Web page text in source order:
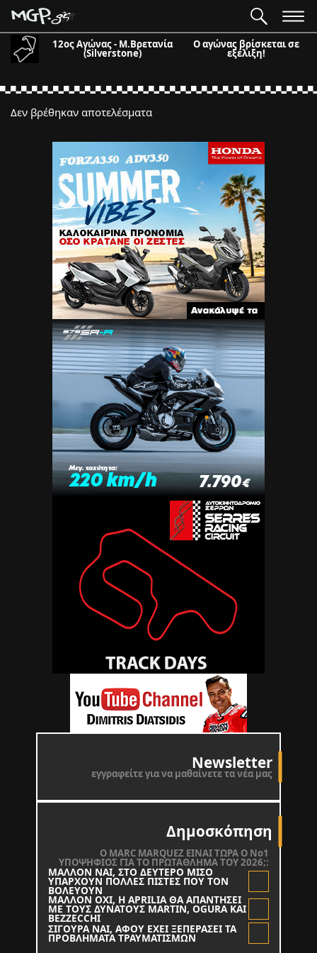
12ος Αγώνας - Μ.Βρετανία
(Silverstone)
Ο αγώνας βρίσκεται σε
εξέλιξη!
Newsletter
εγγραφείτε για να μαθαίνετε τα νέα μας
Δημοσκόπηση
O MARC MARQUEZ ΕΙΝΑΙ ΤΩΡΑ Ο Νο1
ΥΠΟΨΗΦΙΟΣ ΓΙΑ ΤΟ ΠΡΩΤΑΘΛΗΜΑ ΤΟΥ 2026;:
ΜΑΛΛΟΝ ΝΑΙ, ΣΤΟ ΔΕΥΤΕΡΟ ΜΙΣΟ
ΥΠΑΡΧΟΥΝ ΠΟΛΛΕΣ ΠΙΣΤΕΣ ΠΟΥ ΤΟΝ
ΒΟΛΕΥΟΥΝ
ΜΑΛΛΟΝ ΟΧΙ, Η APRILIA ΘΑ ΑΠΑΝΤΗΣΕΙ
ΜΕ ΤΟΥΣ ΔΥΝΑΤΟΥΣ MARTIN, OGURA KAI
BEZZECCHI
ΣΙΓΟΥΡΑ ΝΑΙ, ΑΦΟΥ ΕΧΕΙ ΞΕΠΕΡΑΣΕΙ ΤΑ
ΠΡΟΒΛΗΜΑΤΑ ΤΡΑΥΜΑΤΙΣΜΩΝ
Δεν βρέθηκαν αποτελέσματα